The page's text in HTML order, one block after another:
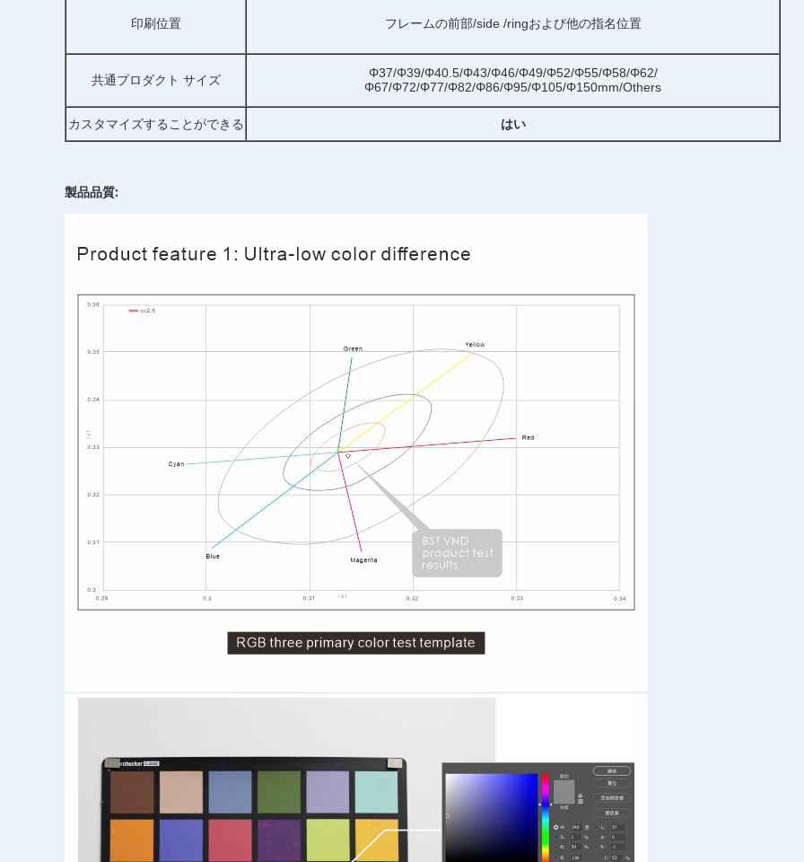
印刷位置 フレームの前部/side /ringおよび他の指名位置
共通プロダクト サイズ
Φ37/Φ39/Φ40.5/Φ43/Φ46/Φ49/Φ52/Φ55/Φ58/Φ62/
Φ67/Φ72/Φ77/Φ82/Φ86/Φ95/Φ105/Φ150mm/Others
カスタマイズすることができる はい
製品品質: